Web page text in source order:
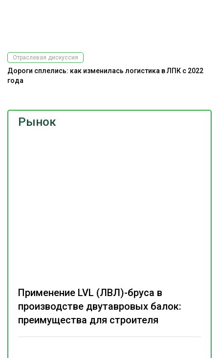
Рынок
Применение LVL (ЛВЛ)-бруса в
производстве двутавровых балок:
преимущества для строителя
Отраслевая дискуссия
Дороги сплелись: как изменилась логистика в ЛПК с 2022
года